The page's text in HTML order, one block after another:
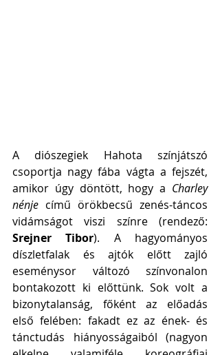
A diószegiek Hahota színjátszó
csoportja nagy fába vágta a fejszét,
amikor úgy döntött, hogy a Charley
nénje című örökbecsű zenés-táncos
Srejner Tibor). A hagyományos
díszletfalak és ajtók előtt zajló
eseménysor változó színvonalon
bontakozott ki előttünk. Sok volt a
bizonytalanság, főként az előadás
első felében: fakadt ez az ének- és
tánctudás hiányosságaiból (nagyon